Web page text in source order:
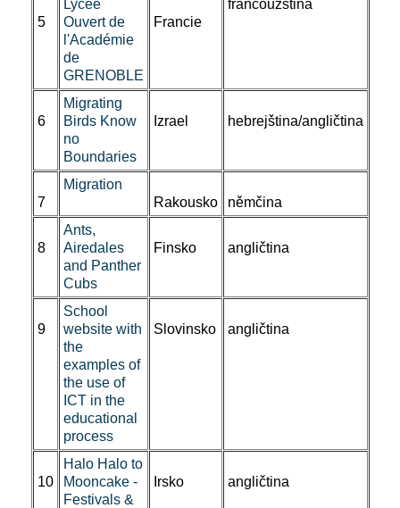
5
Lycee
Ouvert de
l'Académie
de
GRENOBLE
Francie
francouzština
6
Migrating
Birds Know
no
Boundaries
Izrael hebrejština/angličtina
7
Migration
Rakousko
němčina
8
Ants,
Airedales
and Panther
Cubs
Finsko angličtina
9
School
website with
the
examples of
the use of
ICT in the
educational
process
Slovinsko angličtina
10
Halo Halo to
Mooncake -
Festivals &
Irsko angličtina